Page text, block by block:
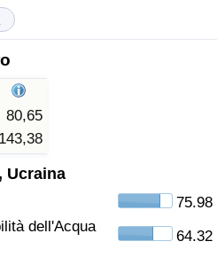
80,65
143,38
Ucraina
75.98
dell'Acqua
64.32
(corrente)
per Nazione
(Corrente)
per Nazione
Vita
(Corrente)
per Paese